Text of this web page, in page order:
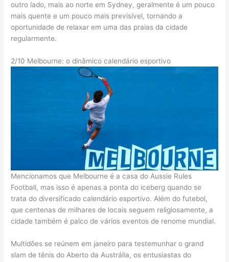
outro lado, mais ao norte em Sydney, geralmente é um pouco
mais quente e um pouco mais previsível, tornando a
oportunidade de relaxar em uma das praias da cidade
regularmente.
2/10 Melbourne: o dinâmico calendário esportivo
Mencionamos que Melbourne é a casa do Aussie Rules
Football, mas isso é apenas a ponta do iceberg quando se
trata do diversificado calendário esportivo. Além do futebol,
que centenas de milhares de locais seguem religiosamente, a
cidade também é palco de vários eventos de renome mundial.
Multidões se reúnem em janeiro para testemunhar o grand
slam de tênis do Aberto da Austrália, os entusiastas do